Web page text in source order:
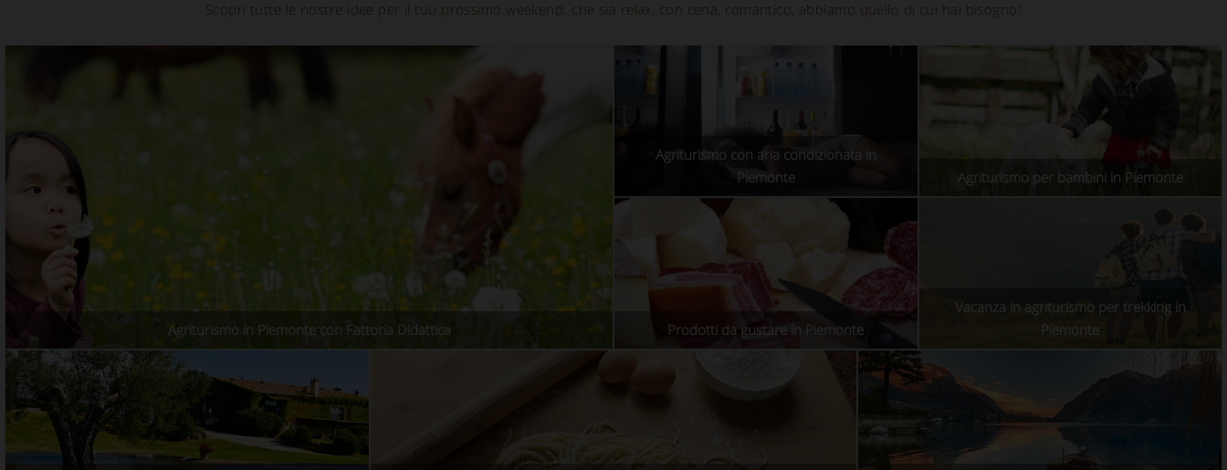
Scopri tutte le nostre idee per il tuo prossimo weekend: che sia relax, con cena, romantico, abbiamo quello di cui hai bisogno!
Agriturismo in Piemonte con Fattoria Didattica
Agriturismo con aria condizionata in
Piemonte
Agriturismo per bambini in Piemonte
Prodotti da gustare in Piemonte
Vacanza in agriturismo per trekking in
Piemonte